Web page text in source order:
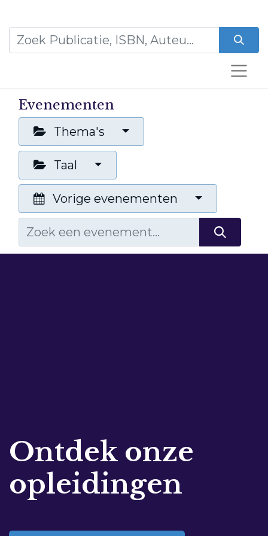
Evenementen
Thema's
Taal
Vorige evenementen
Ontdek onze
opleidingen